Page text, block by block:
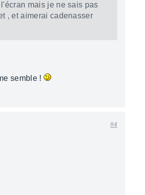
mais je ne sais pas
, et aimerai cadenasser
semble !
#4